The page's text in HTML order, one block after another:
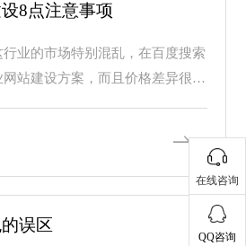
8点注意事项
的市场特别混乱，在百度搜索
站建设方案，而且价格差异很
误区
在线咨询
QQ咨询